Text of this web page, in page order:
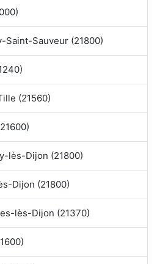
Saint-Sauveur (21800)
(21560)
lès-Dijon (21800)
Dijon (21800)
lès-Dijon (21370)